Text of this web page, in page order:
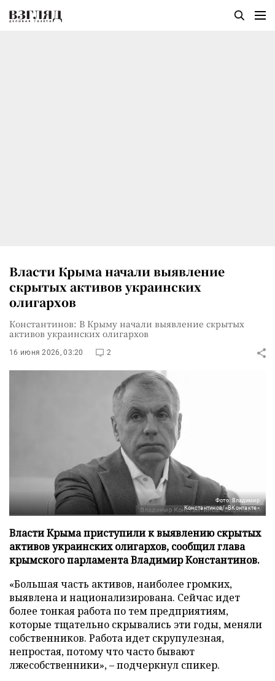
Власти Крыма начали выявление
скрытых активов украинских
олигархов
Константинов: В Крыму начали выявление скрытых
активов украинских олигархов
16 июня 2026, 03:20 2
Фото: Владимир
Константинов/«ВКонтакте»
Власти Крыма приступили к выявлению скрытых
активов украинских олигархов, сообщил глава
крымского парламента Владимир Константинов.
«Большая часть активов, наиболее громких,
выявлена и национализирована. Сейчас идет
более тонкая работа по тем предприятиям,
которые тщательно скрывались эти годы, меняли
собственников. Работа идет скрупулезная,
непростая, потому что часто бывают
лжесобственники», – подчеркнул спикер.